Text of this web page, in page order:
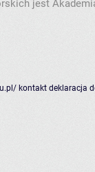
jest
kontakt deklaracja